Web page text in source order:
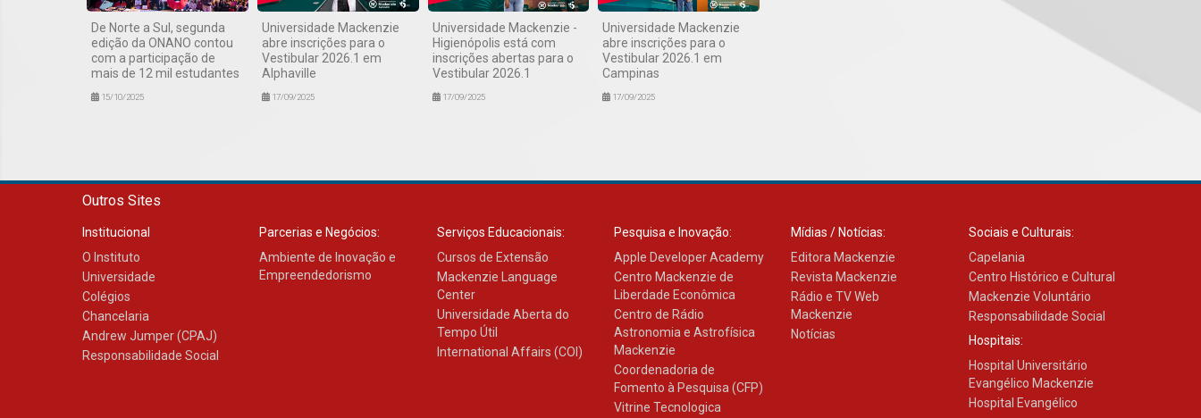
De Norte a Sul, segunda
edição da ONANO contou
com a participação de
mais de 12 mil estudantes
15/10/2025
Universidade Mackenzie
abre inscrições para o
Vestibular 2026.1 em
Alphaville
17/09/2025
Universidade Mackenzie -
Higienópolis está com
inscrições abertas para o
Vestibular 2026.1
17/09/2025
Universidade Mackenzie
abre inscrições para o
Vestibular 2026.1 em
Campinas
17/09/2025
04.08.2026
finalista do Prêmio Jabuti
com obra sobre ética e
arquitetura contemporânea
Outros Sites
Institucional
O Instituto
Universidade
Colégios
Chancelaria
Andrew Jumper (CPAJ)
Responsabilidade Social
Parcerias e Negócios:
Ambiente de Inovação e
Empreendedorismo
Serviços Educacionais:
Cursos de Extensão
Mackenzie Language
Center
Universidade Aberta do
Tempo Útil
International Affairs (COI)
Pesquisa e Inovação:
Apple Developer Academy
Centro Mackenzie de
Liberdade Econômica
Centro de Rádio
Astronomia e Astrofísica
Mackenzie
Coordenadoria de
Fomento à Pesquisa (CFP)
Vitrine Tecnologica
Mídias / Notícias:
Editora Mackenzie
Revista Mackenzie
Rádio e TV Web
Mackenzie
Notícias
Sociais e Culturais:
Capelania
Centro Histórico e Cultural
Mackenzie Voluntário
Responsabilidade Social
Hospitais:
Hospital Universitário
Evangélico Mackenzie
Hospital Evangélico